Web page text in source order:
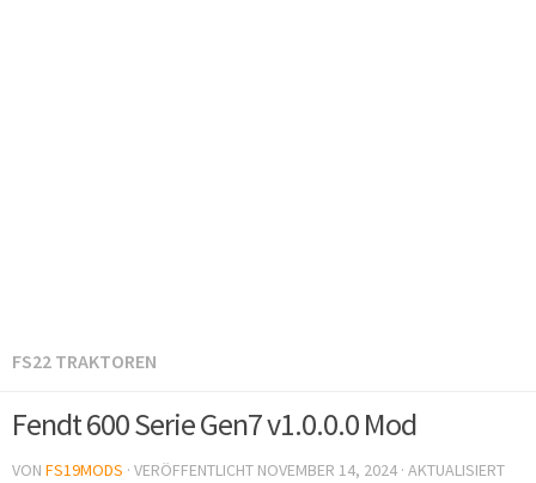
FS22 TRAKTOREN
Fendt 600 Serie Gen7 v1.0.0.0 Mod
VON FS19MODS · VERÖFFENTLICHT NOVEMBER 14, 2024 · AKTUALISIERT